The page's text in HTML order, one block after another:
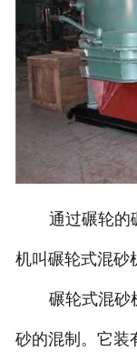
通过碾轮的
机叫碾轮式混砂
碾轮式混砂
砂的混制。它装